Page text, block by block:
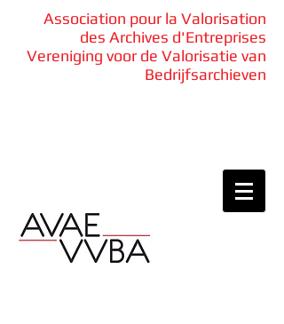
Association pour la Valorisation
des Archives d'Entreprises
Vereniging voor de Valorisatie van
Bedrijfsarchieven